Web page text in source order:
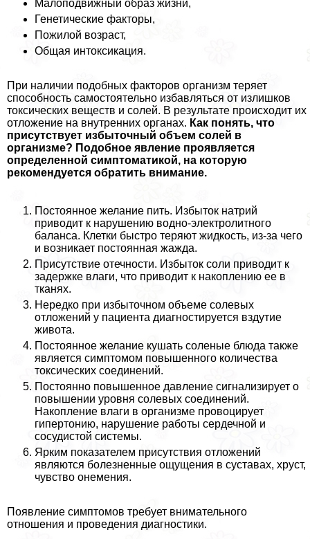
Малоподвижный образ жизни,
Генетические факторы,
Пожилой возраст,
Общая интоксикация.
При наличии подобных факторов организм теряет
способность самостоятельно избавляться от излишков
токсических веществ и солей. В результате происходит их
отложение на внутренних органах. Как понять, что
присутствует избыточный объем солей в
организме? Подобное явление проявляется
определенной симптоматикой, на которую
рекомендуется обратить внимание.
Постоянное желание пить. Избыток натрий
приводит к нарушению водно-электролитного
баланса. Клетки быстро теряют жидкость, из-за чего
и возникает постоянная жажда.
Присутствие отечности. Избыток соли приводит к
задержке влаги, что приводит к накоплению ее в
тканях.
Нередко при избыточном объеме солевых
отложений у пациента диагностируется вздутие
живота.
Постоянное желание кушать соленые блюда также
является симптомом повышенного количества
токсических соединений.
Постоянно повышенное давление сигнализирует о
повышении уровня солевых соединений.
Накопление влаги в организме провоцирует
гипертонию, нарушение работы сердечной и
сосудистой системы.
Ярким показателем присутствия отложений
являются болезненные ощущения в суставах, хруст,
чувство онемения.
Появление симптомов требует внимательного
отношения и проведения диагностики.